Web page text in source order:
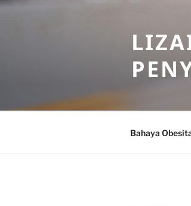
Skip
Bahaya